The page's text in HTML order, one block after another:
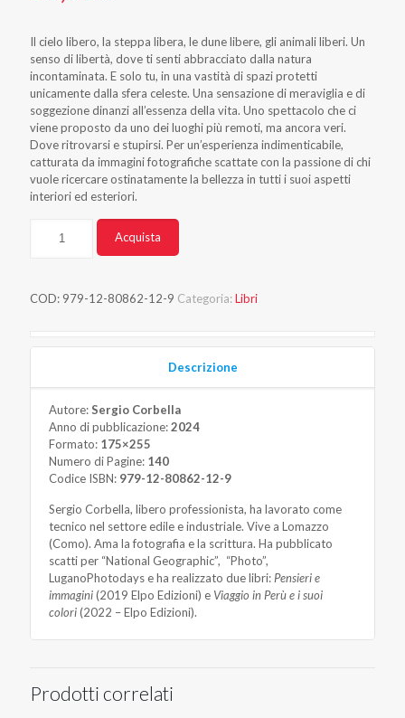
Il cielo libero, la steppa libera, le dune libere, gli animali liberi. Un
senso di libertà, dove ti senti abbracciato dalla natura
incontaminata. E solo tu, in una vastità di spazi protetti
unicamente dalla sfera celeste. Una sensazione di meraviglia e di
soggezione dinanzi all’essenza della vita. Uno spettacolo che ci
viene proposto da uno dei luoghi più remoti, ma ancora veri.
Dove ritrovarsi e stupirsi. Per un’esperienza indimenticabile,
catturata da immagini fotografiche scattate con la passione di chi
vuole ricercare ostinatamente la bellezza in tutti i suoi aspetti
interiori ed esteriori.
Acquista
COD: 979-12-80862-12-9 Categoria:Libri
Descrizione
Autore:Sergio Corbella
Anno di pubblicazione:2024
Formato: 175×255
Numero di Pagine: 140
Codice ISBN: 979-12-80862-12-9
Sergio Corbella, libero professionista, ha lavorato come
tecnico nel settore edile e industriale. Vive a Lomazzo
(Como). Ama la fotografia e la scrittura. Ha pubblicato
scatti per “National Geographic”, “Photo”,
LuganoPhotodays e ha realizzato due libri: Pensieri e
immagini(2019 Elpo Edizioni) e Viaggio in Perù e i suoi
colori(2022 – Elpo Edizioni).
Prodotti correlati